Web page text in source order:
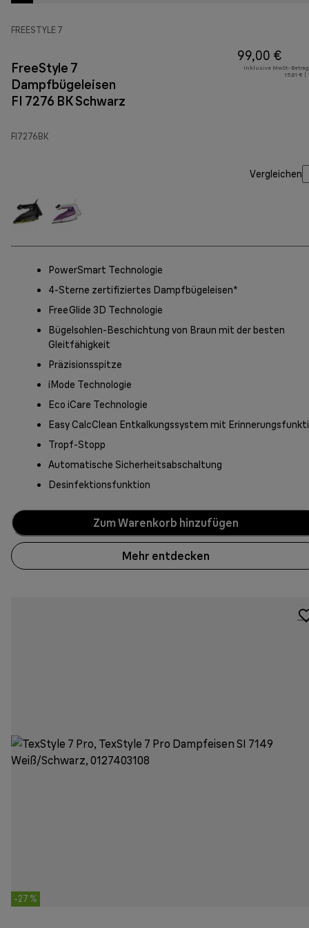
FREESTYLE 7
FreeStyle 7
Dampfbügeleisen
FI 7276 BK Schwarz
FI7276BK
99,00 €
Inklusive MwSt.-
15,81 € (
Vergleichen
PowerSmart Technologie
4-Sterne zertifiziertes Dampfbügeleisen*
FreeGlide 3D Technologie
Bügelsohlen-Beschichtung von Braun mit der besten
Gleitfähigkeit
Präzisionsspitze
iMode Technologie
Eco iCare Technologie
Easy CalcClean Entkalkungssystem mit
Tropf-Stopp
Automatische Sicherheitsabschaltung
Desinfektionsfunktion
Zum Warenkorb hinzufügen
Mehr entdecken
-27 %